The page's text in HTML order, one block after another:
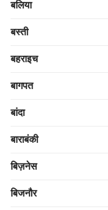
बलिया
बस्ती
बहराइच
बागपत
बांदा
बाराबंकी
बिज़नेस
बिजनौर